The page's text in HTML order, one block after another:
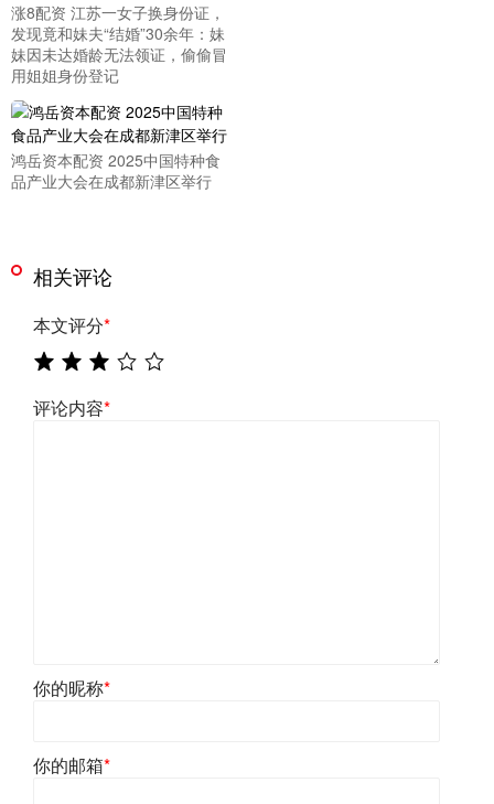
涨8配资 江苏一女子换身份证，
发现竟和妹夫“结婚”30余年：妹
妹因未达婚龄无法领证，偷偷冒
用姐姐身份登记
鸿岳资本配资 2025中国特种食
品产业大会在成都新津区举行
相关评论
本文评分*
评论内容*
你的昵称*
你的邮箱*